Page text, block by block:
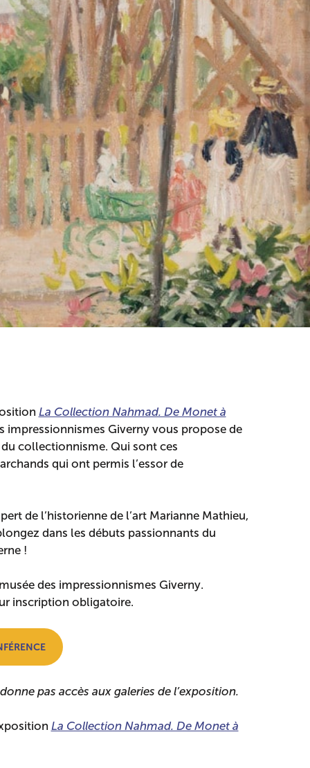
La Collection Nahmad. De Monet à
impressionnismes Giverny vous propose de
collectionnisme. Qui sont ces
qui ont permis l’essor de
de l’historienne de l’art Marianne Mathieu,
dans les débuts passionnants du
!
des impressionnismes Giverny.
inscription obligatoire.
pas accès aux galeries de l’exposition.
La Collection Nahmad. De Monet à